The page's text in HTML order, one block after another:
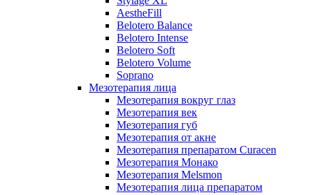
AestheFill
Belotero Balance
Belotero Intense
Belotero Soft
Belotero Volume
Soprano
Мезотерапия лица
Мезотерапия вокруг глаз
Мезотерапия век
Мезотерапия губ
Мезотерапия от акне
Мезотерапия препаратом Curacen
Мезотерапия Монако
Мезотерапия Melsmon
Мезотерапия лица препаратом